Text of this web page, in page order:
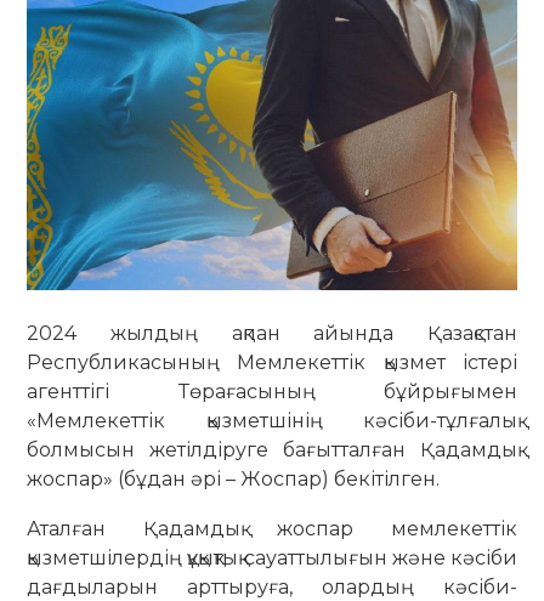
2024 жылдың ақпан айында Қазақстан
Республикасының Мемлекеттік қызмет істері
агенттігі Төрағасының бұйрығымен
«Мемлекеттік қызметшінің кәсіби-тұлғалық
болмысын жетілдіруге бағытталған Қадамдық
жоспар» (бұдан әрі – Жоспар) бекітілген.
Аталған Қадамдық жоспар мемлекеттік
қызметшілердің құқықтық сауаттылығын және кәсіби
дағдыларын арттыруға, олардың кәсіби-